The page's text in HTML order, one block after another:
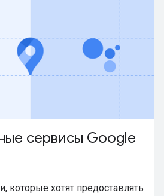
сервисы Google
которые хотят предоставлять